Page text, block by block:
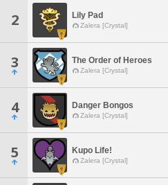
2 Lily Pad
Zalera [Crystal]
3 The Order of Heroes
Zalera [Crystal]
4 Danger Bongos
Zalera [Crystal]
5 Kupo Life!
Zalera [Crystal]